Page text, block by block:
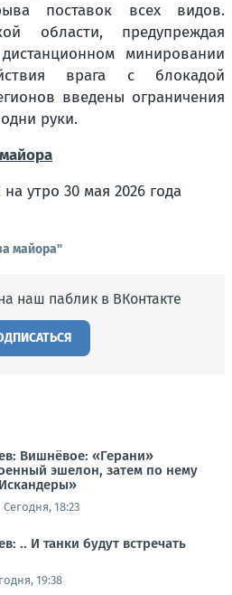
поставок всех видов.
области, предупреждая
минировании
врага с блокадой
введены ограничения
руки.
майора"
наш паблик в ВКонтакте
Вишнёвое: «Герани»
эшелон, затем по нему
Сегодня, 18:23
.. И танки будут встречать
19:38